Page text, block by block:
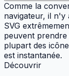
Comme la
navigateur, il n'y
SVG
peuvent
plupart des
est instantanée.
Découvrir